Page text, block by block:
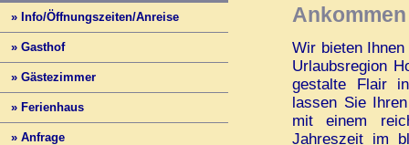
» Info/Öffnungszeiten/Anreise
» Gasthof
» Gästezimmer
» Ferienhaus
» Anfrage
Wir bieten
Urlaubsregion
gestalte Flair
lassen Sie
mit einem
Jahreszeit im